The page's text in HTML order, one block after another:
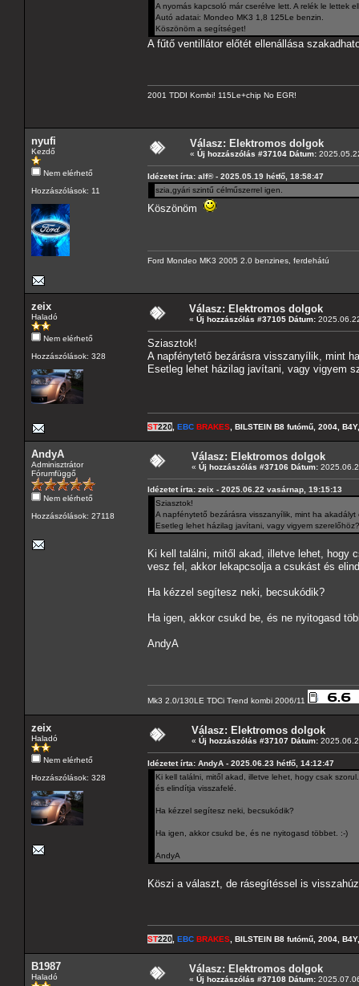
A nyomás kapcsoló már cserélve lett. A relék le lettek
Autó adatai: Mondeo MK3 1,8 125Le benzin.
Köszönöm a segítséget!
A fűtő ventillátor előtét ellenállása
2001 TDDI Kombi! 115Le+chip No EGR!
nyufi
Kezdő
Nem elérhető
Hozzászólások: 11
Válasz: Elektromos dolgok
« Új hozzászólás #37104 Dátum:
Idézetet írta: alf® - 2025.05.19 hétfő, 18:58:47
szia,gyári szintű célműszerrel igen.
Köszönöm
Ford Mondeo MK3 2005 2.0 benzines, ferdehátú
zeix
Haladó
Nem elérhető
Hozzászólások: 328
Válasz: Elektromos dolgok
« Új hozzászólás #37105 Dátum:
Sziasztok!
A napfénytető bezárásra visszanyílik, mint
Esetleg lehet házilag javítani, vagy vigyem
ST220 EBC BRAKES , BILSTEIN B8 futómű, 2004,
AndyA
Adminisztrátor
Fórumfüggő
Nem elérhető
Hozzászólások: 27118
Válasz: Elektromos dolgok
« Új hozzászólás #37106 Dátum:
Idézetet írta: zeix - 2025.06.22 vasárnap, 19:15:13
Sziasztok!
A napfénytető bezárásra visszanyílik, mint ha
Esetleg lehet házilag javítani, vagy vigyem szerelőhöz?
Ki kell találni, mitől akad, illetve lehet, hogy
vesz fel, akkor lekapcsolja a csukást és
Ha kézzel segítesz neki, becsukódik?
Ha igen, akkor csukd be, és ne nyitogasd
AndyA
Mk3 2.0/130LE TDCi Trend kombi 2006/11
zeix
Haladó
Nem elérhető
Hozzászólások: 328
Válasz: Elektromos dolgok
« Új hozzászólás #37107 Dátum:
Idézetet írta: AndyA - 2025.06.23 hétfő, 14:12:47
Ki kell találni, mitől akad, illetve lehet, hogy csak
és elindítja visszafelé.
Ha kézzel segítesz neki, becsukódik?
Ha igen, akkor csukd be, és ne nyitogasd többet. :-)
AndyA
Köszi a választ, de rásegítéssel is
ST220 EBC BRAKES , BILSTEIN B8 futómű, 2004,
B1987
Haladó
Válasz: Elektromos dolgok
« Új hozzászólás #37108 Dátum: